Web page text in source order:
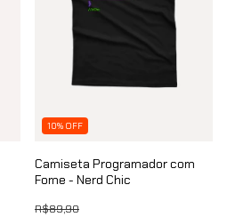
10% OFF
Camiseta Programador com
Fome - Nerd Chic
R$89,90